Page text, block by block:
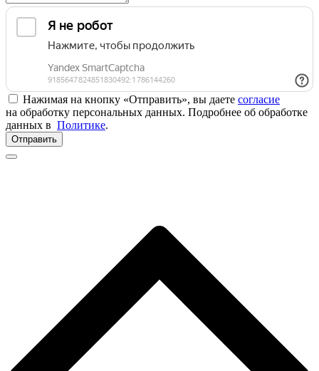
Нажимая на кнопку «Отправить», вы даете согласие
на обработку персональных данных. Подробнее об обработке
данных в Политике.
Отправить